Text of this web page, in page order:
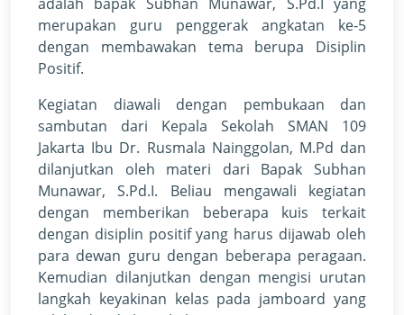
merupakan guru penggerak angkatan ke-5
dengan membawakan tema berupa Disiplin
Positif.
Kegiatan diawali dengan pembukaan dan
sambutan dari Kepala Sekolah SMAN 109
Jakarta Ibu Dr. Rusmala Nainggolan, M.Pd dan
dilanjutkan oleh materi dari Bapak Subhan
Munawar, S.Pd.I. Beliau mengawali kegiatan
dengan memberikan beberapa kuis terkait
dengan disiplin positif yang harus dijawab oleh
para dewan guru dengan beberapa peragaan.
Kemudian dilanjutkan dengan mengisi urutan
langkah keyakinan kelas pada jamboard yang